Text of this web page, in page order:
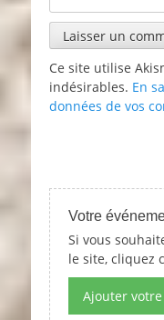
Ce site utilise
indésirables. En
données de vos
Votre
Si vous
le site, cliquez
Ajouter